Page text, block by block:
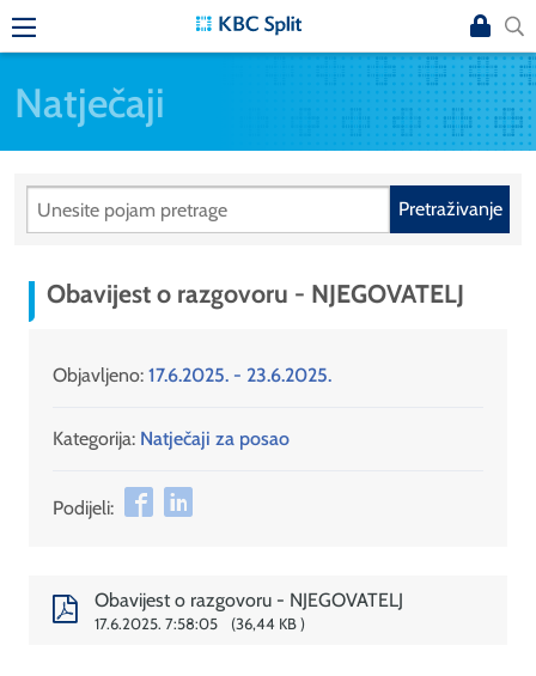
Natječaji
Pretraživanje
Obavijest o razgovoru - NJEGOVATELJ
Objavljeno: 17.6.2025. - 23.6.2025.
Kategorija: Natječaji za posao
Podijeli:
Obavijest o razgovoru - NJEGOVATELJ
17.6.2025. 7:58:05 36,44 KB